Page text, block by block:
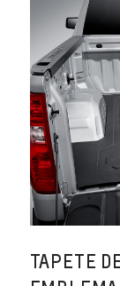
TAPETE